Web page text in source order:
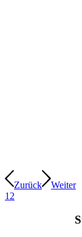
Zurück
Weiter
1 2